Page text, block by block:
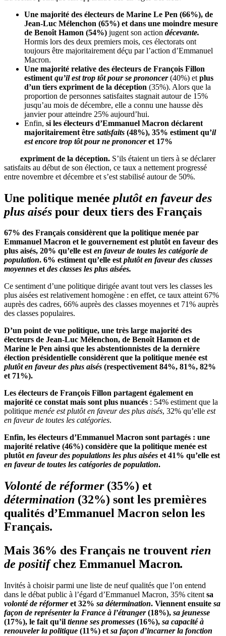
Une majorité des électeurs de Marine Le Pen (66%), de
Jean-Luc Mélenchon (65%) et dans une moindre mesure
de Benoît Hamon (54%) jugent son action décevante.
Hormis lors des deux premiers mois, ces électorats ont
toujours être majoritairement déçu par l’action d’Emmanuel
Macron.
Une majorité relative des électeurs de François Fillon
estiment qu’il est trop tôt pour se prononcer(40%) et plus
d’un tiers expriment de la déception (35%). Alors que la
proportion de personnes satisfaites stagnait autour de 15%
jusqu’au mois de décembre, elle a connu une hausse dès
janvier pour atteindre 25% aujourd’hui.
Enfin, si les électeurs d’Emmanuel Macron déclarent
majoritairement être satisfaits (48%), 35% estiment qu’il
est encore trop tôt pour ne prononceret 17%
expriment de la déception. S’ils étaient un tiers à se déclarer
satisfaits au début de son élection, ce taux a nettement progressé
entre novembre et décembre et s’est stabilisé autour de 50%.
Une politique menée plutôt en faveur des
plus aisés pour deux tiers des Français
67% des Français considèrent que la politique menée par
Emmanuel Macron et le gouvernement est plutôt en faveur des
plus aisés, 20% qu’elle esten faveur de toutes les catégorie de
population. 6% estiment qu’elle estplutôt en faveur des classes
moyennes etdes classes les plus aisées.
Ce sentiment d’une politique dirigée avant tout vers les classes les
plus aisées est relativement homogène : en effet, ce taux atteint 67%
auprès des cadres, 66% auprès des classes moyennes et 71% auprès
des classes populaires.
D’un point de vue politique, une très large majorité des
électeurs de Jean-Luc Mélenchon, de Benoît Hamon et de
Marine le Pen ainsi que les abstentionnistes de la dernière
élection présidentielle considèrent que la politique menée est
plutôt en faveur des plus aisés (respectivement 84%, 81%, 82%
et 71%).
Les électeurs de François Fillon partagent également en
majorité ce constat mais sont plus nuancés : 54% estiment que la
politique menée est plutôt en faveur des plus aisés, 32% qu’elle est
en faveur de toutes les catégories.
Enfin, les électeurs d’Emmanuel Macron sont partagés : une
majorité relative (46%) considère que la politique menée est
plutôten faveur des populations les plus aisées et 41% qu’elle est
en faveur de toutes les catégories de population.
Volonté de réformer (35%) et
détermination (32%) sont les premières
qualités d’Emmanuel Macron selon les
Français.
Mais 36% des Français ne trouvent rien
de positifchez Emmanuel Macron.
Invités à choisir parmi une liste de neuf qualités que l’on entend
dans le débat public à l’égard d’Emmanuel Macron, 35% citent sa
volonté de réformeret 32% sa détermination. Viennent ensuite sa
façon de représenter la France à l’étranger(18%), sa jeunesse
(17%), le fait qu’il tienne ses promesses (16%), sa capacité à
renouveler la politique (11%) et sa façon d’incarner la fonction